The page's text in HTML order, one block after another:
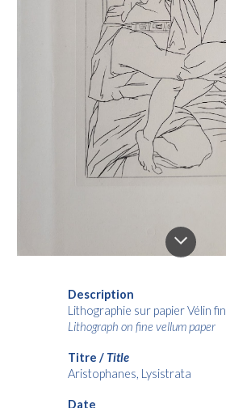
Description
Lithographie sur papier Vélin fin
Lithograph on fine vellum paper
Titre / Title
Aristophanes, Lysistrata
Date